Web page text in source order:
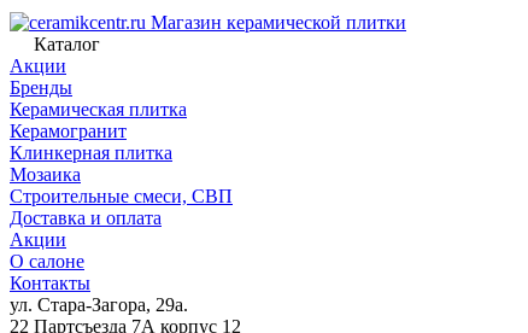
Магазин керамической плитки
Каталог
Акции
Бренды
Керамическая плитка
Керамогранит
Клинкерная плитка
Мозаика
Строительные смеси, СВП
Доставка и оплата
Акции
О салоне
Контакты
ул. Стара-Загора, 29а.
22 Партсъезда 7А корпус 12